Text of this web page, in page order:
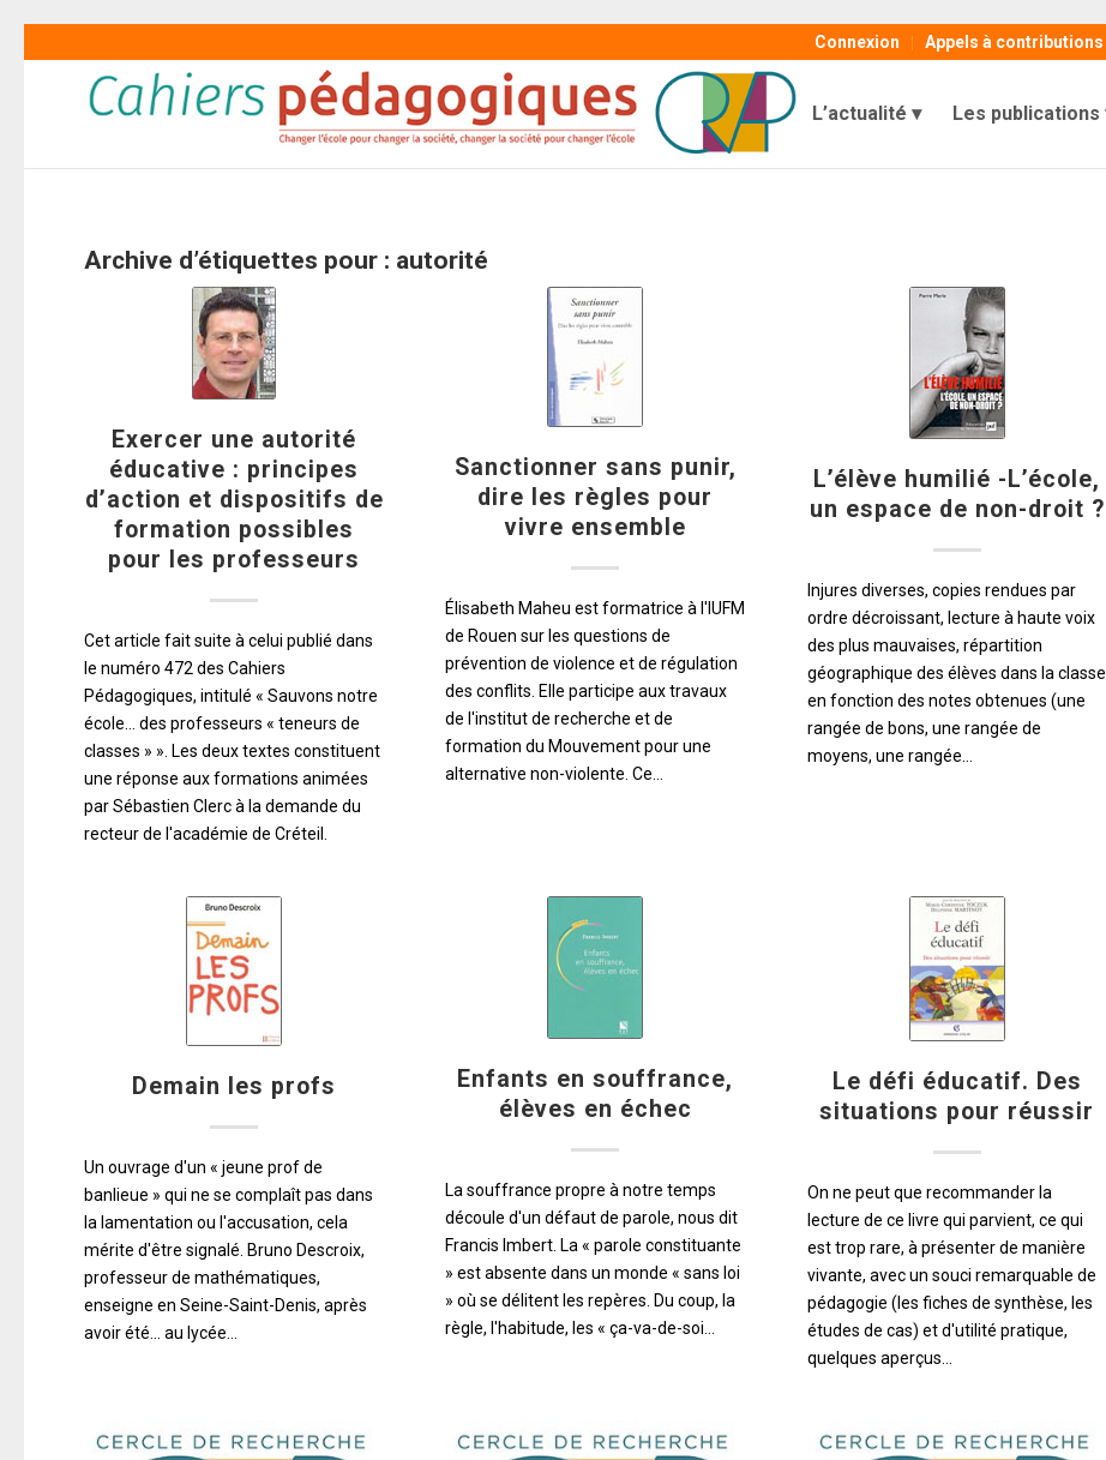
Connexion Appels à contributions
L’actualité Les publications
Archive d’étiquettes pour : autorité
Exercer une autorité
éducative : principes
d’action et dispositifs de
formation possibles
pour les professeurs
Cet article fait suite à celui publié dans
le numéro 472 des Cahiers
Pédagogiques, intitulé « Sauvons notre
école... des professeurs « teneurs de
classes » ». Les deux textes constituent
une réponse aux formations animées
par Sébastien Clerc à la demande du
recteur de l'académie de Créteil.
Sanctionner sans punir,
dire les règles pour
vivre ensemble
Élisabeth Maheu est formatrice à l'IUFM
de Rouen sur les questions de
prévention de violence et de régulation
des conflits. Elle participe aux travaux
de l'institut de recherche et de
formation du Mouvement pour une
alternative non-violente. Ce…
L’élève humilié -L’école,
un espace de non-droit ?
Injures diverses, copies rendues par
ordre décroissant, lecture à haute voix
des plus mauvaises, répartition
géographique des élèves dans la classe
en fonction des notes obtenues (une
rangée de bons, une rangée de
moyens, une rangée…
Demain les profs
Un ouvrage d'un « jeune prof de
banlieue » qui ne se complaît pas dans
la lamentation ou l'accusation, cela
mérite d'être signalé. Bruno Descroix,
professeur de mathématiques,
enseigne en Seine-Saint-Denis, après
avoir été... au lycée…
Enfants en souffrance,
élèves en échec
La souffrance propre à notre temps
découle d'un défaut de parole, nous dit
Francis Imbert. La « parole constituante
» est absente dans un monde « sans loi
» où se délitent les repères. Du coup, la
règle, l'habitude, les « ça-va-de-soi…
Le défi éducatif. Des
situations pour réussir
On ne peut que recommander la
lecture de ce livre qui parvient, ce qui
est trop rare, à présenter de manière
vivante, avec un souci remarquable de
pédagogie (les fiches de synthèse, les
études de cas) et d'utilité pratique,
quelques aperçus…